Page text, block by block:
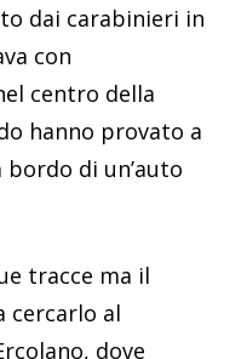
dai carabinieri in
con
centro della
hanno provato a
di un’auto
tracce ma il
cercarlo al
dove